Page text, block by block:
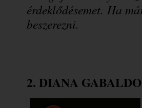
érdeklődésemet. Ha
beszerezni.
2. DIANA